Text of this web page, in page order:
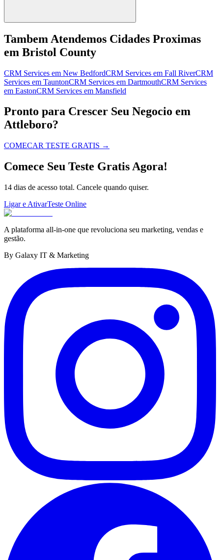
Tambem Atendemos Cidades Proximas
em Bristol County
CRM Services em New BedfordCRM Services em Fall RiverCRM
Services em TauntonCRM Services em DartmouthCRM Services
em EastonCRM Services em Mansfield
Pronto para Crescer Seu Negocio em
Attleboro?
COMECAR TESTE GRATIS →
Comece Seu Teste Gratis Agora!
14 dias de acesso total. Cancele quando quiser.
Ligar e AtivarTeste Online
A plataforma all-in-one que revoluciona seu marketing, vendas e
gestão.
By Galaxy IT & Marketing